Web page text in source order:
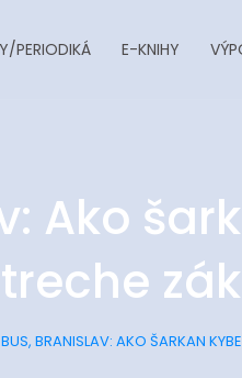
PERIODIKÁ E-KNIHY
Ako
BRANISLAV: AKO ŠARKAN